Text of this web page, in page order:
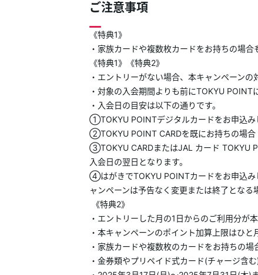
ご注意事項
《特典1》
・家族カードや複数枚カードをお持ちの場
《特典1》《特典2》
・エントリーがない場合、本キャンペーンの
・対象の入会期間よりも前にTOKYU POINT
・入会日の目安は以下の通りです。
①TOKYU POINTデジタルカードをお申込み
②TOKYU POINT CARDを既にお持ちの場合
③TOKYU CARDまたはJAL カード TOKYU
入会日の翌日となります。
④はがきでTOKYU POINTカードをお申込み
ャンペーンは予告なく変更または終了となる
《特典2》
・エントリーした月の1日からのご利用分が
・本キャンペーンのポイント加算上限はひ
・家族カードや複数枚のカードをお持ちの
・金券類やプリペイド式カード(チャージ含